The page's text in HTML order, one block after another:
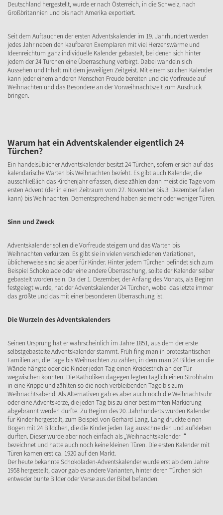
Deutschland hergestellt, wurde er nach Österreich, in die Schweiz, nach
Großbritannien und bis nach Amerika exportiert.
Seit dem Auftauchen der ersten Adventskalender im 19. Jahrhundert werden
jedes Jahr neben den kaufbaren Exemplaren mit viel Herzenswärme und
Ideenreichtum ganz individuelle Kalender gebastelt, bei denen sich hinter
jedem der 24 Türchen eine Überraschung verbirgt. Dabei wandeln sich
Aussehen und Inhalt mit dem jeweiligen Zeitgeist. Mit einem solchen Kalender
kann jeder einem anderen Menschen Freude bereiten und die Vorfreude auf
Weihnachten und das Besondere an der Vorweihnachtszeit zum Ausdruck
bringen.
Warum hat ein Adventskalender eigentlich 24
Türchen?
Ein handelsüblicher Adventskalender besitzt 24 Türchen, sofern er sich auf das
kalendarische Warten bis Weihnachten bezieht. Es gibt auch Kalender, die
ausschließlich das Kirchenjahr erfassen, diese zählen dann meist die Tage vom
ersten Advent (der in einen Zeitraum vom 27. November bis 3. Dezember fallen
kann) bis Weihnachten. Dementsprechend haben sie mehr oder weniger Türen.
Sinn und Zweck
Adventskalender sollen die Vorfreude steigern und das Warten bis
Weihnachten verkürzen. Es gibt sie in vielen verschiedenen Variationen,
üblicherweise sind sie aber für Kinder. Hinter jedem Türchen befindet sich zum
Beispiel Schokolade oder eine andere Überraschung, sollte der Kalender selber
gebastelt worden sein. Da der 1. Dezember, der Anfang des Monats, als Beginn
festgelegt wurde, hat der Adventskalender 24 Türchen, wobei das letzte immer
das größte und das mit einer besonderen Überraschung ist.
Die Wurzeln des Adventskalenders
Seinen Ursprung hat er wahrscheinlich im Jahre 1851, aus dem der erste
selbstgebastelte Adventskalender stammt. Früh fing man in protestantischen
Familien an, die Tage bis Weihnachten zu zählen, in dem man 24 Bilder an die
Wände hängte oder die Kinder jeden Tag einen Kreidestrich an der Tür
wegwischen konnten. Die Katholiken dagegen legten täglich einen Strohhalm
in eine Krippe und zählten so die noch verbleibenden Tage bis zum
Weihnachtsabend. Als Alternativen gab es aber auch noch die Weihnachtsuhr
oder eine Adventskerze, die jeden Tag bis zu einer bestimmten Markierung
abgebrannt werden durfte. Zu Beginn des 20. Jahrhunderts wurden Kalender
für Kinder hergestellt, zum Beispiel von Gerhard Lang. Lang druckte einen
Bogen mit 24 Bildchen, die die Kinder jeden Tag ausschneiden und aufkleben
durften. Dieser wurde aber noch einfach als „Weihnachtskalender“
bezeichnet und hatte auch noch keine kleinen Türen. Die ersten Kalender mit
Türen kamen erst ca. 1920 auf den Markt.
Der heute bekannte Schokoladen-Adventskalender wurde erst ab dem Jahre
1958 hergestellt, davor gab es andere Varianten, hinter deren Türchen sich
entweder bunte Bilder oder Verse aus der Bibel befanden.